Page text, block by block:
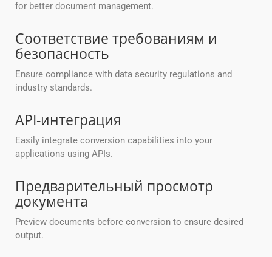
for better document management.
Соответствие требованиям и
безопасность
Ensure compliance with data security regulations and
industry standards.
API-интеграция
Easily integrate conversion capabilities into your
applications using APIs.
Предварительный просмотр
документа
Preview documents before conversion to ensure desired
output.